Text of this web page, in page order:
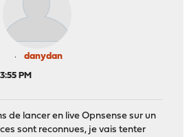
danydan
PM
de lancer en live Opnsense sur un
sont reconnues, je vais tenter